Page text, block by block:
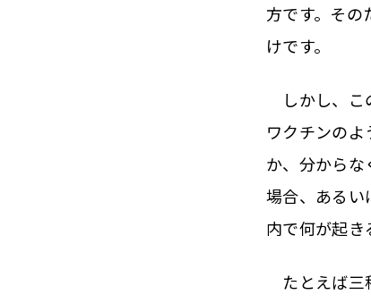
方です。その
けです。
しかし、こ
ワクチンの
か、分からな
場合、あるい
内で何が起き
たとえば三